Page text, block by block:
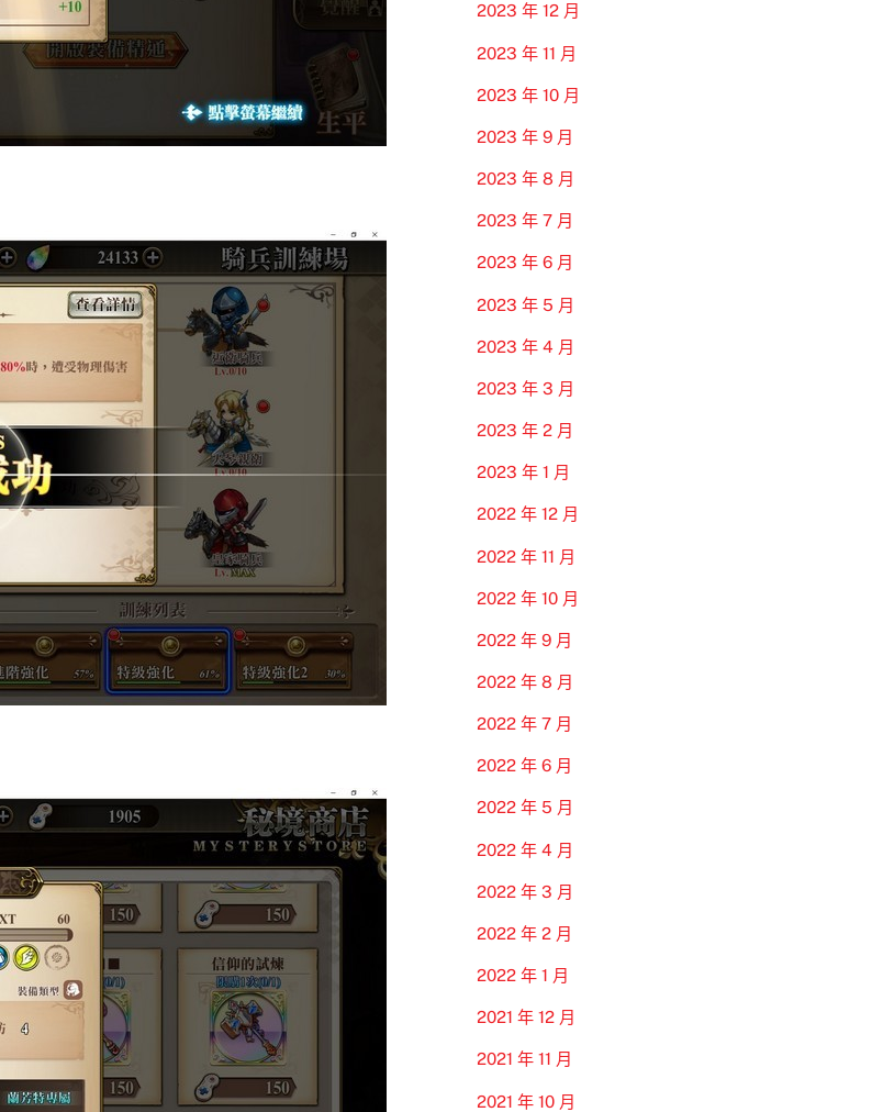
2023 年 12 月
2023 年 11 月
2023 年 10 月
2023 年 9 月
2023 年 8 月
2023 年 7 月
2023 年 6 月
2023 年 5 月
2023 年 4 月
2023 年 3 月
2023 年 2 月
2023 年 1 月
2022 年 12 月
2022 年 11 月
2022 年 10 月
2022 年 9 月
2022 年 8 月
2022 年 7 月
2022 年 6 月
2022 年 5 月
2022 年 4 月
2022 年 3 月
2022 年 2 月
2022 年 1 月
2021 年 12 月
2021 年 11 月
2021 年 10 月